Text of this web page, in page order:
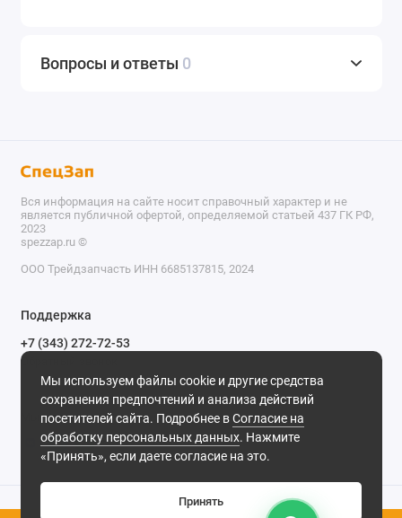
Вопросы и ответы 0
Мы используем файлы cookie и другие средства
сохранения предпочтений и анализа действий
посетителей сайта. Подробнее вСогласие на
обработку персональных данных. Нажмите
«Принять», если даете согласие на это.
Принять
Вся информация на сайте носит справочный характер и не
является публичной офертой, определяемой статьей 437 ГК РФ,
2023
spezzap.ru ©️
ООО Трейдзапчасть ИНН 6685137815, 2024
Поддержка
+7 (343) 272-72-53
Обратный звонок
620030, г. Екатеринбург, ул. Карьерная, д. 14, оф. 14.
Мы в сети